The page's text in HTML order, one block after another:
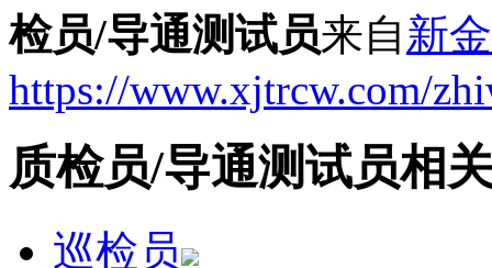
检员/导通测试员来自新
https://www.xjtrcw.com/
质检员/导通测试员相
巡检员